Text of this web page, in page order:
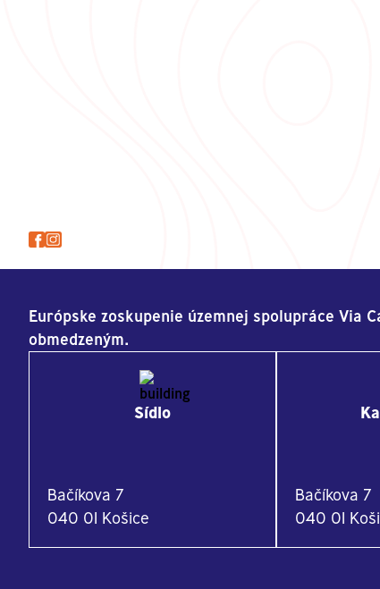
Európske zoskupenie územnej spolupráce Via
obmedzeným.
Sídlo
Bačíkova 7
040 01 Košice
Bačíkova 7
040 01